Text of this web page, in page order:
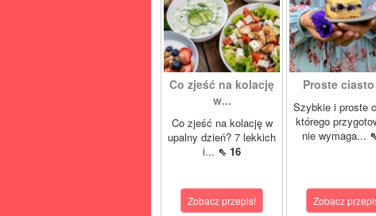
Co zjeść na kolację
w...
Co zjeść na kolację w
upalny dzień? 7 lekkich
i... ⇖ 16
Zobacz przepis!
Proste ciasto
Szybkie i proste
którego
nie wymaga...
Zobacz